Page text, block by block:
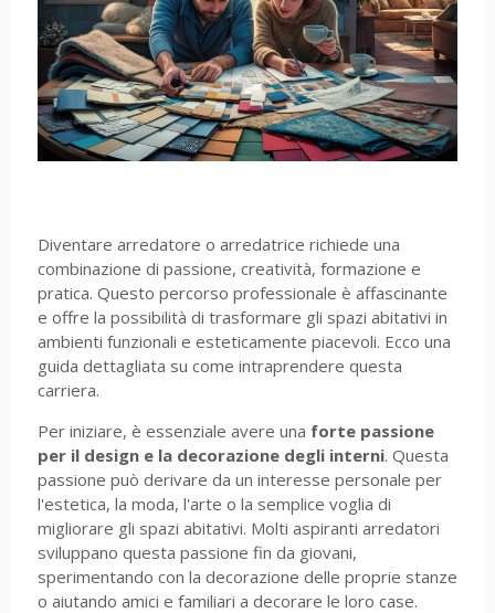
Diventare arredatore o arredatrice richiede una
combinazione di passione, creatività, formazione e
pratica. Questo percorso professionale è affascinante
e offre la possibilità di trasformare gli spazi abitativi in
ambienti funzionali e esteticamente piacevoli. Ecco una
guida dettagliata su come intraprendere questa
carriera.
Per iniziare, è essenziale avere una forte passione
per il design e la decorazione degli interni. Questa
passione può derivare da un interesse personale per
l'estetica, la moda, l'arte o la semplice voglia di
migliorare gli spazi abitativi. Molti aspiranti arredatori
sviluppano questa passione fin da giovani,
sperimentando con la decorazione delle proprie stanze
o aiutando amici e familiari a decorare le loro case.